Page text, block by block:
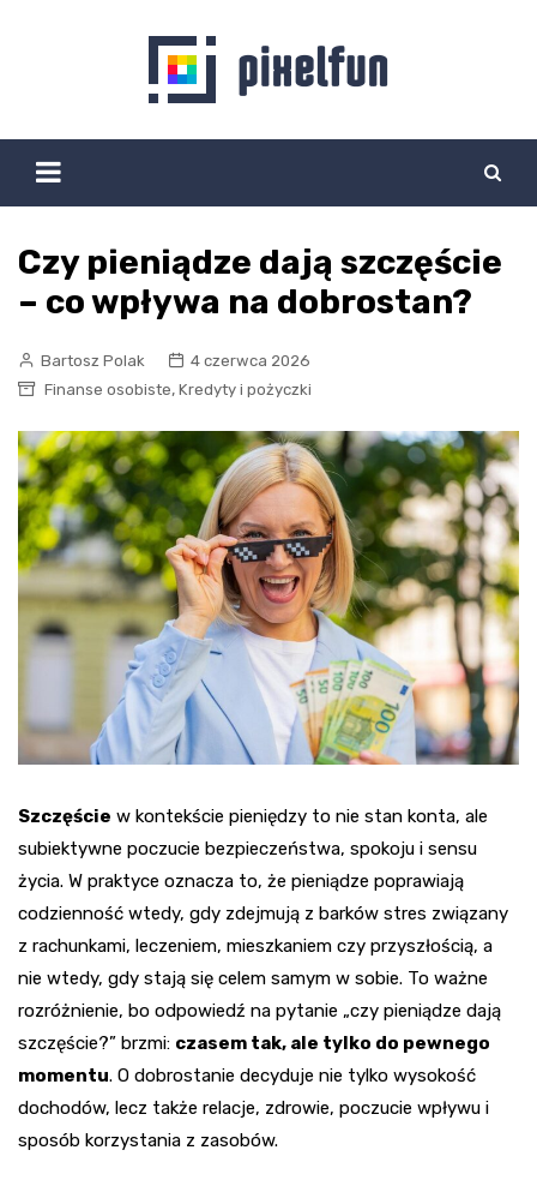
Czy pieniądze dają szczęście
– co wpływa na dobrostan?
Bartosz Polak
4 czerwca 2026
Finanse osobiste, Kredyty i pożyczki
Szczęście w kontekście pieniędzy to nie stan konta, ale
subiektywne poczucie bezpieczeństwa, spokoju i sensu
życia. W praktyce oznacza to, że pieniądze poprawiają
codzienność wtedy, gdy zdejmują z barków stres związany
z rachunkami, leczeniem, mieszkaniem czy przyszłością, a
nie wtedy, gdy stają się celem samym w sobie. To ważne
rozróżnienie, bo odpowiedź na pytanie „czy pieniądze dają
szczęście?” brzmi: czasem tak, ale tylko do pewnego
momentu. O dobrostanie decyduje nie tylko wysokość
dochodów, lecz także relacje, zdrowie, poczucie wpływu i
sposób korzystania z zasobów.